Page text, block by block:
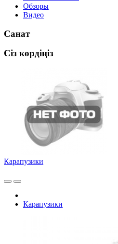
Обзоры
Видео
Санат
Сіз көрдіңіз
Карапузики
Карапузики